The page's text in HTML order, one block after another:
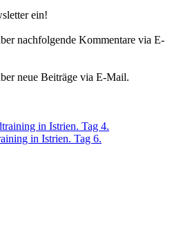
ein!
nachfolgende Kommentare via E-
neue Beiträge via E-Mail.
in Istrien. Tag 4.
in Istrien. Tag 6.